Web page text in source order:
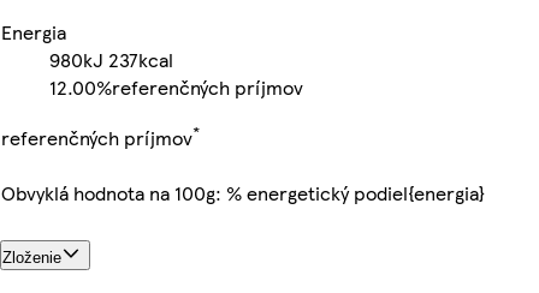
Energia
980kJ 237kcal
12.00%referenčných príjmov
referenčných príjmov*
Obvyklá hodnota na 100g: % energetický podiel{energia}
Zloženie